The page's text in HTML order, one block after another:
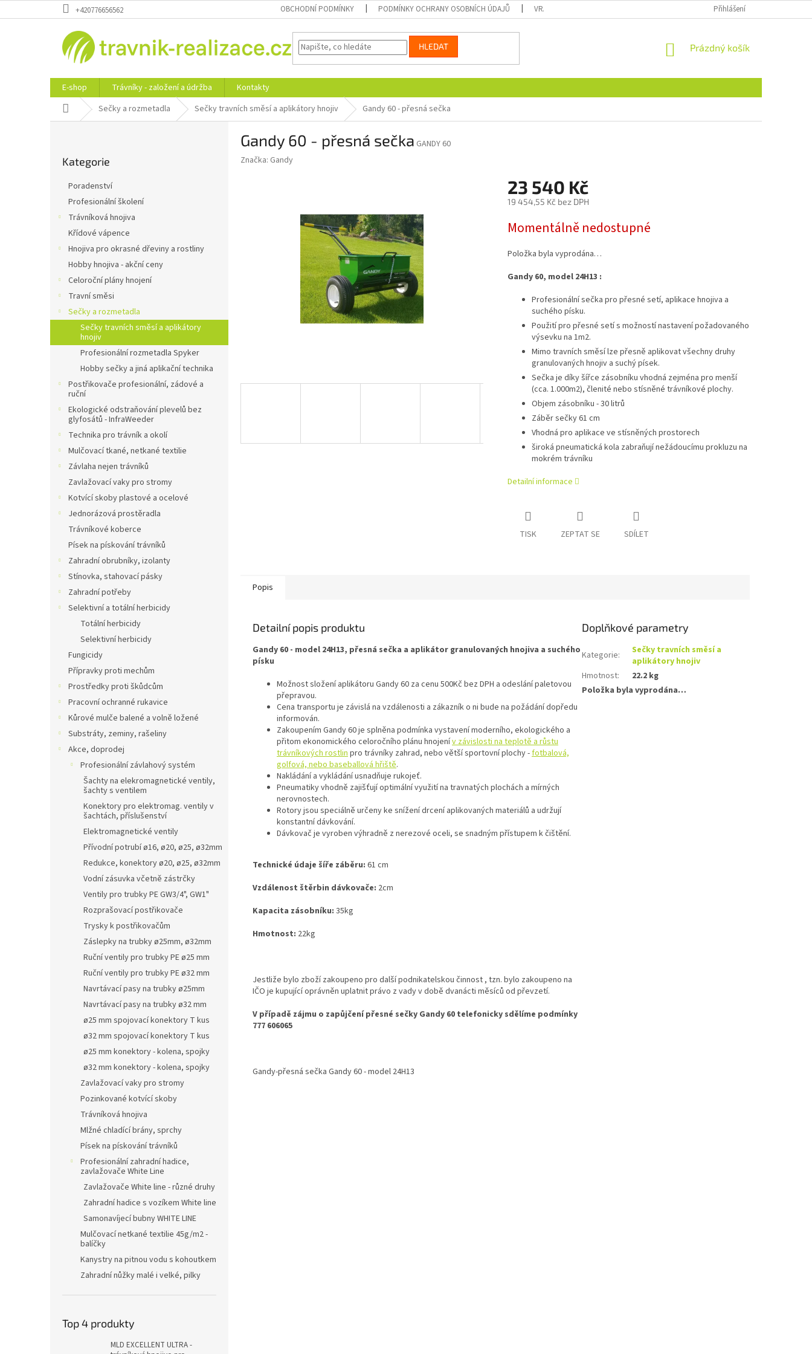
na
+420776656562 OBCHODNÍ PODMÍNKY PODMÍNKY OCHRANY OSOBNÍCH ÚDAJŮ VRÁCENÍ ZBOŽÍ DOPRAVA
Přihlášení
HLEDAT
NÁKUPNÍ
Prázdný košík
E-shop Trávníky - založení a údržba
Kontakty
Domů Sečky a rozmetadla Sečky travních směsí a aplikátory hnojiv Gandy 60 - přesná sečka
kategorie
Kategorie
Poradenství
Profesionální školení
Trávníková hnojiva
Křídové vápence
Hnojiva pro okrasné dřeviny a rostliny
Hobby hnojiva - akční ceny
Celoroční plány hnojení
Travní směsi
Sečky a rozmetadla
Sečky travních směsí a aplikátory
hnojiv
Profesionální rozmetadla Spyker
Hobby sečky a jiná aplikační technika
Postřikovače profesionální, zádové a
ruční
Ekologické odstraňování plevelů bez
glyfosátů - InfraWeeder
Technika pro trávník a okolí
Mulčovací tkané, netkané textilie
Závlaha nejen trávníků
Zavlažovací vaky pro stromy
Kotvící skoby plastové a ocelové
Jednorázová prostěradla
Trávníkové koberce
Písek na pískování trávníků
Zahradní obrubníky, izolanty
Stínovka, stahovací pásky
Zahradní potřeby
Selektivní a totální herbicidy
Totální herbicidy
Selektivní herbicidy
Fungicidy
Přípravky proti mechům
Prostředky proti škůdcům
Pracovní ochranné rukavice
Kůrové mulče balené a volně ložené
Substráty, zeminy, rašeliny
Akce, doprodej
Profesionální závlahový systém
Šachty na elekromagnetické ventily,
šachty s ventilem
Konektory pro elektromag. ventily v
šachtách, příslušenství
Elektromagnetické ventily
Přívodní potrubí ø16, ø20, ø25, ø32mm
Redukce, konektory ø20, ø25, ø32mm
Vodní zásuvka včetně zástrčky
Ventily pro trubky PE GW3/4", GW1"
Rozprašovací postřikovače
Trysky k postřikovačům
Záslepky na trubky ø25mm, ø32mm
Ruční ventily pro trubky PE ø25 mm
Ruční ventily pro trubky PE ø32 mm
Navrtávací pasy na trubky ø25mm
Navrtávací pasy na trubky ø32 mm
ø25 mm spojovací konektory T kus
ø32 mm spojovací konektory T kus
ø25 mm konektory - kolena, spojky
ø32 mm konektory - kolena, spojky
Zavlažovací vaky pro stromy
Pozinkované kotvící skoby
Trávníková hnojiva
Mlžné chladící brány, sprchy
Písek na pískování trávníků
Profesionální zahradní hadice,
zavlažovače White Line
Zavlažovače White line - různé druhy
Zahradní hadice s vozíkem White line
Samonavíjecí bubny WHITE LINE
Mulčovací netkané textilie 45g/m2 -
balíčky
Kanystry na pitnou vodu s kohoutkem
Zahradní nůžky malé i velké, pilky
Top 4 produkty
MLD EXCELLENT ULTRA -
Gandy 60 - přesná sečka GANDY 60
Značka: Gandy
23 540 Kč
19 454,55 Kč bez DPH
cena:
Momentálně nedostupné
Položka byla vyprodána…
Gandy 60, model 24H13 :
Profesionální sečka pro přesné setí, aplikace hnojiva a
suchého písku.
Použití pro přesné setí s možností nastavení požadovaného
výsevku na 1m2.
Mimo travních směsí lze přesně aplikovat všechny druhy
granulovaných hnojiv a suchý písek.
Sečka je díky šířce zásobníku vhodná zejména pro menší
(cca. 1.000m2), členité nebo stísněné trávníkové plochy.
Objem zásobníku - 30 litrů
Záběr sečky 61 cm
Vhodná pro aplikace ve stísněných prostorech
široká pneumatická kola zabraňují nežádoucímu prokluzu na
mokrém trávníku
Detailní informace
TISK ZEPTAT SE SDÍLET
Popis
Detailní popis produktu
Gandy 60 - model 24H13, přesná sečka a aplikátor granulovaných hnojiva a suchého
písku
Možnost složení aplikátoru Gandy 60 za cenu 500Kč bez DPH a odeslání paletovou
přepravou.
Cena transportu je závislá na vzdálenosti a zákazník o ni bude na požádání dopředu
informován.
Zakoupením Gandy 60 je splněna podmínka vystavení moderního, ekologického a
přitom ekonomického celoročního plánu hnojenív závislosti na teplotě a růstu
trávníkových rostlinpro trávníky zahrad, nebo větší sportovní plochy -fotbalová,
golfová, nebo baseballová hřiště.
Nakládání a vykládání usnadňuje rukojeť.
Pneumatiky vhodně zajišťují optimální využití na travnatých plochách a mírných
nerovnostech.
Rotory jsou speciálně určeny ke snížení drcení aplikovaných materiálů a udržují
konstantní dávkování.
Dávkovač je vyroben výhradně z nerezové oceli, se snadným přístupem k čištění.
Technické údaje šíře záběru: 61 cm
Vzdálenost štěrbin dávkovače: 2cm
Kapacita zásobníku: 35kg
Hmotnost: 22kg
Jestliže bylo zboží zakoupeno pro další podnikatelskou činnost , tzn. bylo zakoupeno na
IČO je kupující oprávněn uplatnit právo z vady v době dvanácti měsíců od převzetí.
V případě zájmu o zapůjčení přesné sečky Gandy 60 telefonicky sdělíme podmínky
777 606065
Gandy-přesná sečka Gandy 60 - model 24H13
Doplňkové parametry
Kategorie:
Sečky travních směsí a
aplikátory hnojiv
Hmotnost:
22.2 kg
Položka byla vyprodána…